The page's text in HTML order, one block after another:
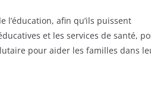
afin qu’ils puissent
et les services de santé,
pour aider les familles dans